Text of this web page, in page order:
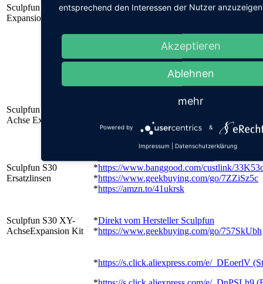
Sculpfun S9/S10
Expansion Kit
*https://www.geekbuying.com/go/6eVFZwl3
*S10 Neu https://s.click.aliexpress.com/e/
https://s.click.aliexpress.com/e/_AALmUR
https://amzn.to/3mjnTDv
Sculpfun S30 X-
Achse Expansion Kit
Direkt vom Hersteller Sculpfun
https://amzn.to/3Uet9ap
Sculpfun S30
Ersatzlinsen
*https://www.banggood.com/custlink/
*https://www.geekbuying.com/go/7ZZiSz5c
*https://amzn.to/41ukrsk
Sculpfun S30 XY-
AchseExpansion Kit
*Direkt vom Hersteller Sculpfun
*https://www.geekbuying.com/go/757SkUbh
*https://s.click.aliexpress.com/e/_DEoerlV
entsprechend den Interessen der Nutzer
Akzeptieren
Ablehnen
mehr
Powered by &
Impressum | Datenschutzerklärung